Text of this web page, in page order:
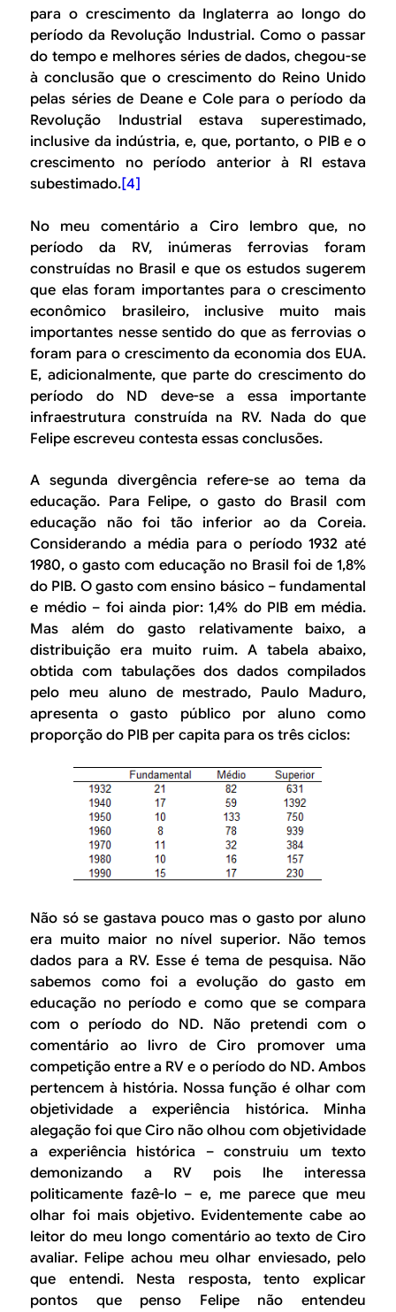
para o crescimento da Inglaterra ao longo do
período da Revolução Industrial. Como o passar
do tempo e melhores séries de dados, chegou-se
à conclusão que o crescimento do Reino Unido
pelas séries de Deane e Cole para o período da
Revolução Industrial estava superestimado,
inclusive da indústria, e, que, portanto, o PIB e o
crescimento no período anterior à RI estava
subestimado.[4]
No meu comentário a Ciro lembro que, no
período da RV, inúmeras ferrovias foram
construídas no Brasil e que os estudos sugerem
que elas foram importantes para o crescimento
econômico brasileiro, inclusive muito mais
importantes nesse sentido do que as ferrovias o
foram para o crescimento da economia dos EUA.
E, adicionalmente, que parte do crescimento do
período do ND deve-se a essa importante
infraestrutura construída na RV. Nada do que
Felipe escreveu contesta essas conclusões.
A segunda divergência refere-se ao tema da
educação. Para Felipe, o gasto do Brasil com
educação não foi tão inferior ao da Coreia.
Considerando a média para o período 1932 até
1980, o gasto com educação no Brasil foi de 1,8%
do PIB. O gasto com ensino básico – fundamental
e médio – foi ainda pior: 1,4% do PIB em média.
Mas além do gasto relativamente baixo, a
distribuição era muito ruim. A tabela abaixo,
obtida com tabulações dos dados compilados
pelo meu aluno de mestrado, Paulo Maduro,
apresenta o gasto público por aluno como
proporção do PIB per capita para os três ciclos:
Não só se gastava pouco mas o gasto por aluno
era muito maior no nível superior. Não temos
dados para a RV. Esse é tema de pesquisa. Não
sabemos como foi a evolução do gasto em
educação no período e como que se compara
com o período do ND. Não pretendi com o
comentário ao livro de Ciro promover uma
competição entre a RV e o período do ND. Ambos
pertencem à história. Nossa função é olhar com
objetividade a experiência histórica. Minha
alegação foi que Ciro não olhou com objetividade
a experiência histórica – construiu um texto
demonizando a RV pois lhe interessa
politicamente fazê-lo – e, me parece que meu
olhar foi mais objetivo. Evidentemente cabe ao
leitor do meu longo comentário ao texto de Ciro
avaliar. Felipe achou meu olhar enviesado, pelo
que entendi. Nesta resposta, tento explicar
pontos que penso Felipe não entendeu